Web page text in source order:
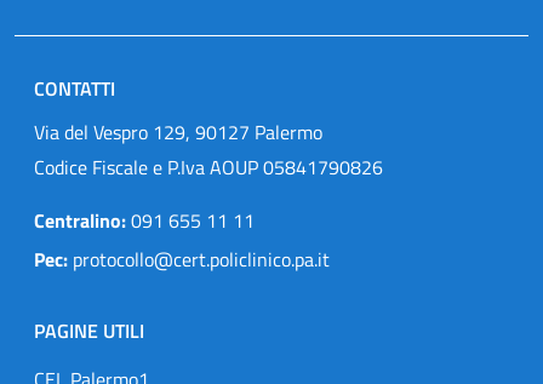
CONTATTI
Via del Vespro 129, 90127 Palermo
Codice Fiscale e P.Iva AOUP 05841790826
Centralino:091 655 11 11
Pec: protocollo@cert.policlinico.pa.it
PAGINE UTILI